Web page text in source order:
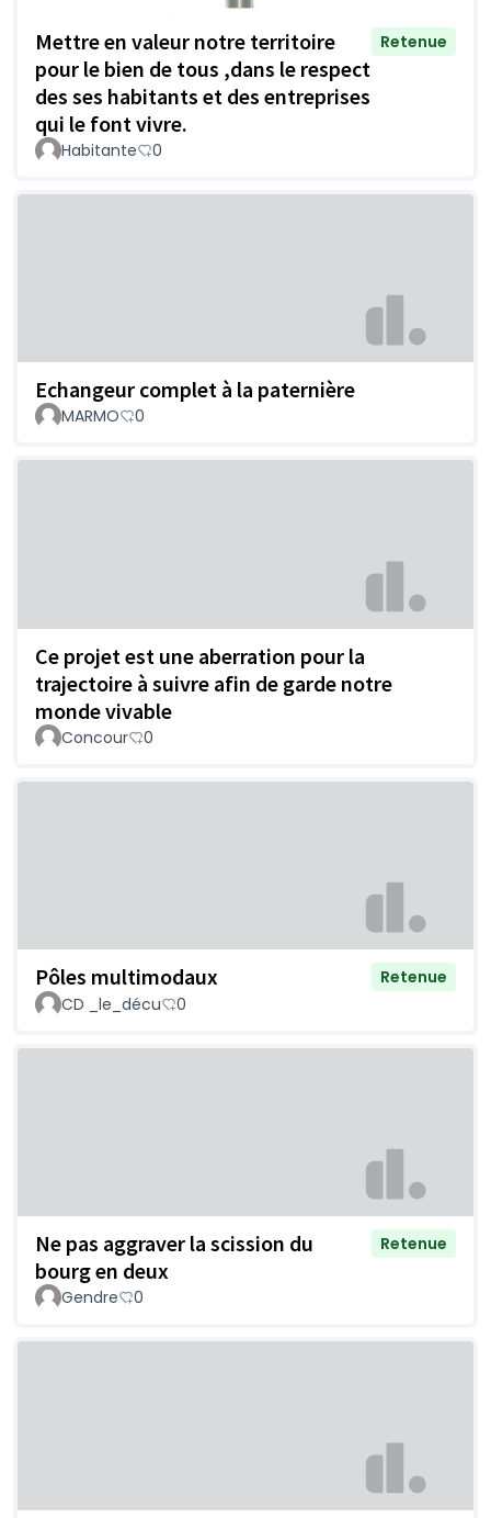
Mettre en valeur notre territoire
pour le bien de tous ,dans le respect
des ses habitants et des entreprises
qui le font vivre.
Retenue
Habitante 0
Echangeur complet à la paternière
MARMO 0
Ce projet est une aberration pour la
trajectoire à suivre afin de garde notre
monde vivable
Concour 0
Pôles multimodaux
Retenue
CD _le_décu
0
Ne pas aggraver la scission du
bourg en deux
Retenue
Gendre 0